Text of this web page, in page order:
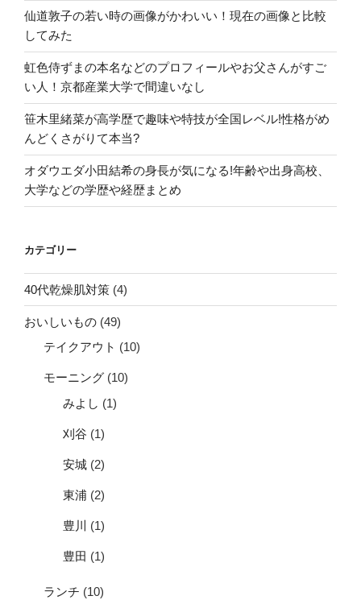
仙道敦子の若い時の画像がかわいい！現在の画像と比較
してみた
虹色侍ずまの本名などのプロフィールやお父さんがすご
い人！京都産業大学で間違いなし
笹木里緒菜が高学歴で趣味や特技が全国レベル!性格がめ
んどくさがりて本当?
オダウエダ小田結希の身長が気になる!年齢や出身高校、
大学などの学歴や経歴まとめ
カテゴリー
40代乾燥肌対策 (4)
おいしいもの (49)
テイクアウト (10)
モーニング (10)
みよし (1)
刈谷 (1)
安城 (2)
東浦 (2)
豊川 (1)
豊田 (1)
ランチ (10)